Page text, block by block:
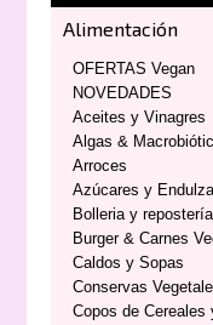
Alimentación
OFERTAS Vegan
NOVEDADES
Aceites y Vinagres
Algas &
Arroces
Azúcares y
Bolleria y repostería
Burger & Carnes
Caldos y Sopas
Conservas
Copos de Cereales